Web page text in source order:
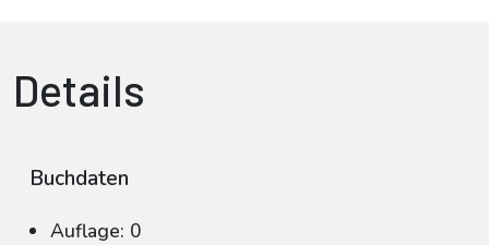
Details
Buchdaten
Auflage: 0